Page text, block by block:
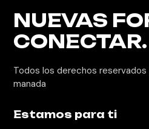
NUEVAS
CONECTAR.
Todos los derechos
manada
Estamos para ti